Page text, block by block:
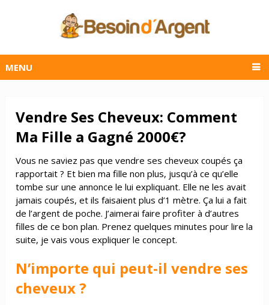
MENU
Vendre Ses Cheveux: Comment
Ma Fille a Gagné 2000€?
Vous ne saviez pas que vendre ses cheveux coupés ça
rapportait ? Et bien ma fille non plus, jusqu’à ce qu’elle
tombe sur une annonce le lui expliquant. Elle ne les avait
jamais coupés, et ils faisaient plus d’1 mètre. Ça lui a fait
de l’argent de poche. J’aimerai faire profiter à d’autres
filles de ce bon plan. Prenez quelques minutes pour lire la
suite, je vais vous expliquer le concept.
N’importe qui peut-il vendre ses
cheveux ?